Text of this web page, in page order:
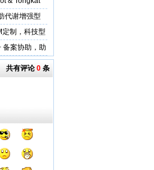
代谢增强型
制，科技型
备案协助，助
共有评论0 条